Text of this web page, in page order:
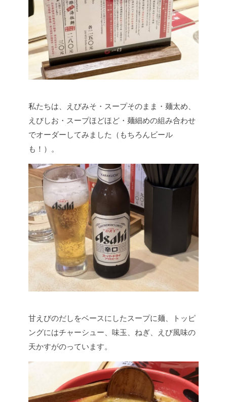
私たちは、えびみそ・スープそのまま・麺太め、
えびしお・スープほどほど・麺細めの組み合わせ
でオーダーしてみました（もちろんビール
も！）。
甘えびのだしをベースにしたスープに麺、トッピ
ングにはチャーシュー、味玉、ねぎ、えび風味の
天かすがのっています。